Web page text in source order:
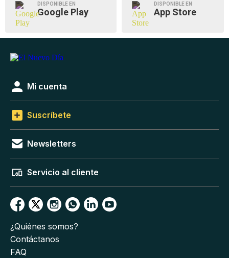
DISPONIBLE EN
Google Play
DISPONIBLE EN
App Store
Mi cuenta
Suscríbete
Newsletters
Servicio al cliente
¿Quiénes somos?
Contáctanos
FAQ